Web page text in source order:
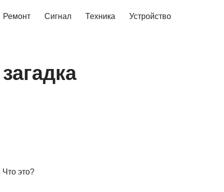
Ремонт Сигнал Техника Устройство
это?